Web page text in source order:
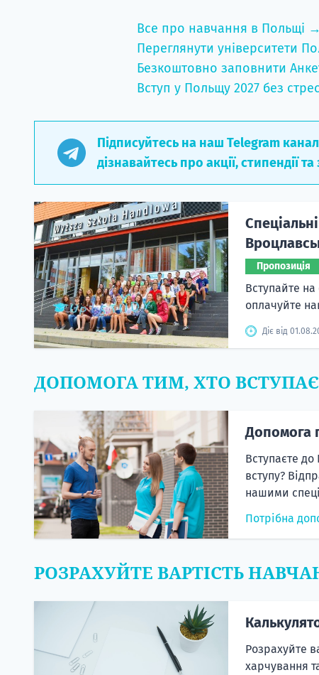
Все про навчання в Польщі →
Переглянути університети
Безкоштовно заповнити
Вступ у Польщу 2027 без
Підписуйтесь на наш Telegram
дізнавайтесь про акції, стипендії
Пропозиція
Вступайте на
оплачуйте
Діє від
ДОПОМОГА ТИМ, ХТО
Допомога
Вступаєте
вступу?
нашими
Потрібна
РОЗРАХУЙТЕ ВАРТІСТЬ
Розрахуйте
харчування